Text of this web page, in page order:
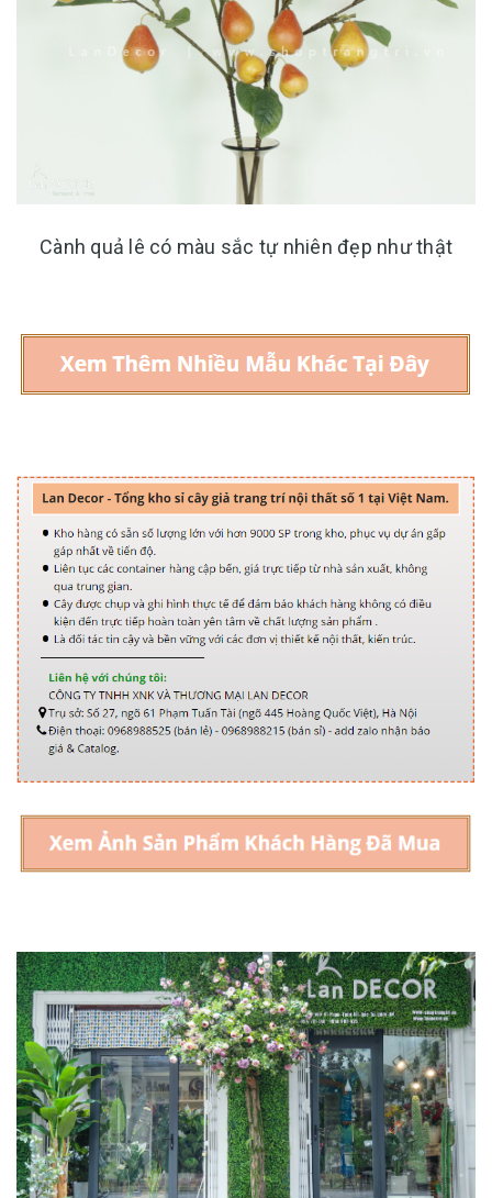
Cành quả lê có màu sắc tự nhiên đẹp như thật